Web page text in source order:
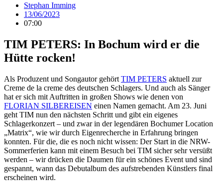
Stephan Imming
13/06/2023
07:00
TIM PETERS: In Bochum wird er die
Hütte rocken!
Als Produzent und Songautor gehört TIM PETERS aktuell zur
Creme de la creme des deutschen Schlagers. Und auch als Sänger
hat er sich mit Auftritten in großen Shows wie denen von
FLORIAN SILBEREISEN einen Namen gemacht. Am 23. Juni
geht TIM nun den nächsten Schritt und gibt ein eigenes
Schlagerkonzert – und zwar in der legendären Bochumer Location
„Matrix“, wie wir durch Eigenrecherche in Erfahrung bringen
konnten. Für die, die es noch nicht wissen: Der Start in die NRW-
Sommerferien kann mit einem Besuch bei TIM sicher sehr versüßt
werden – wir drücken die Daumen für ein schönes Event und sind
gespannt, wann das Debutalbum des aufstrebenden Künstlers final
erscheinen wird.